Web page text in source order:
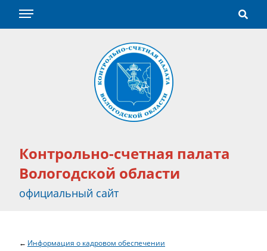
Контрольно-счетная палата
Вологодской области
официальный сайт
Информация о кадровом обеспечении